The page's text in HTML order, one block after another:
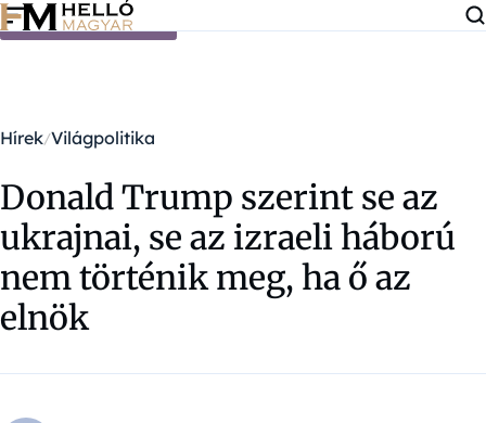
Ugrás a tartalomra
Hírek Világpolitika
Donald Trump szerint se az
ukrajnai, se az izraeli háború
nem történik meg, ha ő az
elnök